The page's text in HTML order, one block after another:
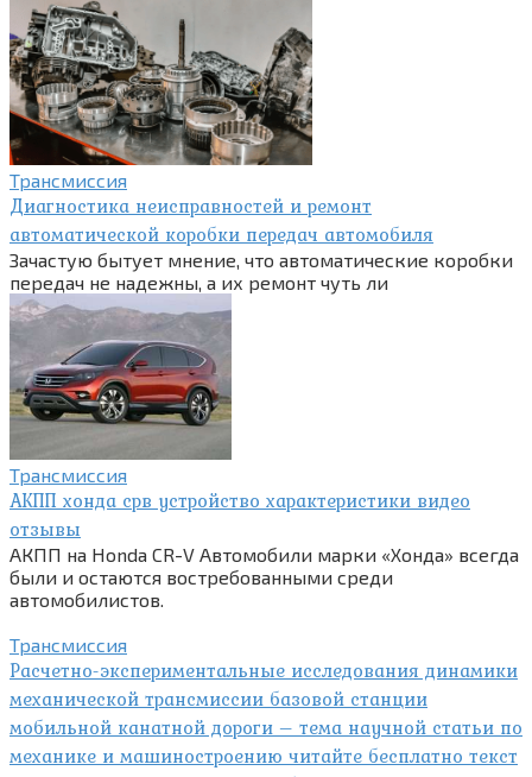
Трансмиссия
Диагностика неисправностей и ремонт
автоматической коробки передач автомобиля
Зачастую бытует мнение, что автоматические коробки
передач не надежны, а их ремонт чуть ли
Трансмиссия
АКПП хонда срв устройство характеристики видео
отзывы
АКПП на Honda CR-V Автомобили марки «Хонда» всегда
были и остаются востребованными среди
автомобилистов.
Трансмиссия
Расчетно-экспериментальные исследования динамики
механической трансмиссии базовой станции
мобильной канатной дороги – тема научной статьи по
механике и машиностроению читайте бесплатно текст